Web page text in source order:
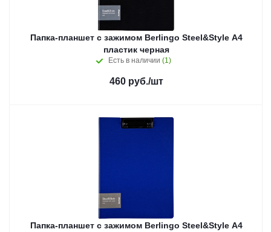
Папка-планшет с зажимом Berlingo Steel&Style A4
пластик черная
Есть в наличии (1)
460руб./шт
Папка-планшет с зажимом Berlingo Steel&Style A4